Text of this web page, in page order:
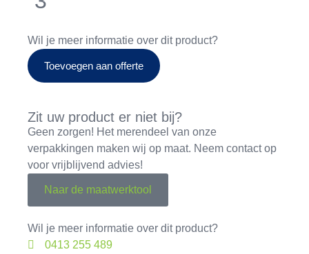
Wil je meer informatie over dit product?
Toevoegen aan offerte
Zit uw product er niet bij?
Geen zorgen! Het merendeel van onze
verpakkingen maken wij op maat. Neem contact op
voor vrijblijvend advies!
Naar de maatwerktool
Wil je meer informatie over dit product?
0413 255 489